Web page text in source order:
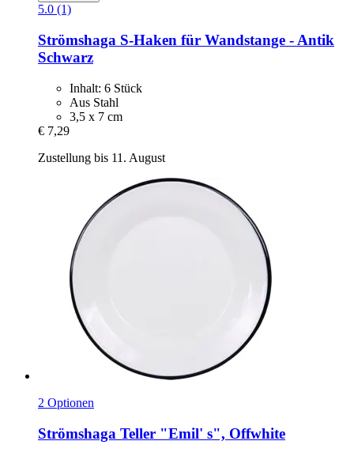
5.0 (1)
Strömshaga S-​Haken für Wandstange -​ Antik
Schwarz
Inhalt: 6 Stück
Aus Stahl
3,5 x 7 cm
€ 7,29
Zustellung bis 11. August
2 Optionen
Strömshaga Teller "Emil' s", Offwhite